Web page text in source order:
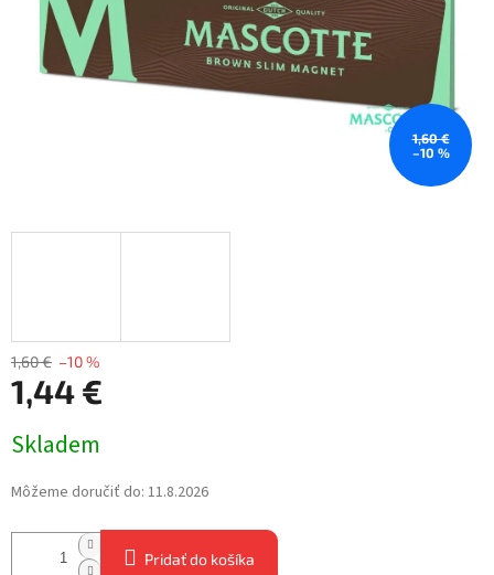
1,60 €
–10 %
1,60 € –10 %
1,44 €
cena:
Skladem
Môžeme doručiť do: 11.8.2026
Pridať do košíka